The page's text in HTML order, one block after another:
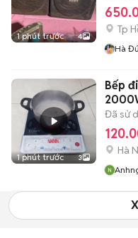
1 phút trước 4
Tp
Hà
1 phút trước 3
Bếp
Đã sử
Hà